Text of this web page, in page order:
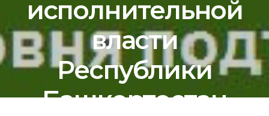
исполнительной
власти
Республики
Башкортостан